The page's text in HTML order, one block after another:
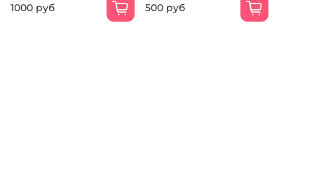
1000 руб
500 руб